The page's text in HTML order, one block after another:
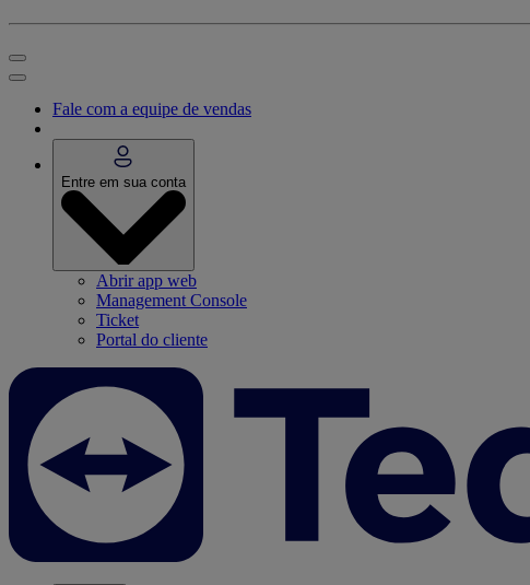
Fale com a equipe de vendas
Entre em sua conta
Abrir app web
Management Console
Ticket
Portal do cliente